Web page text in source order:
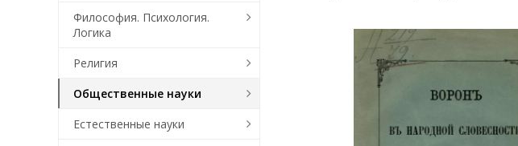
Философия. Психология.
Логика
Религия
Общественные науки
Естественные науки